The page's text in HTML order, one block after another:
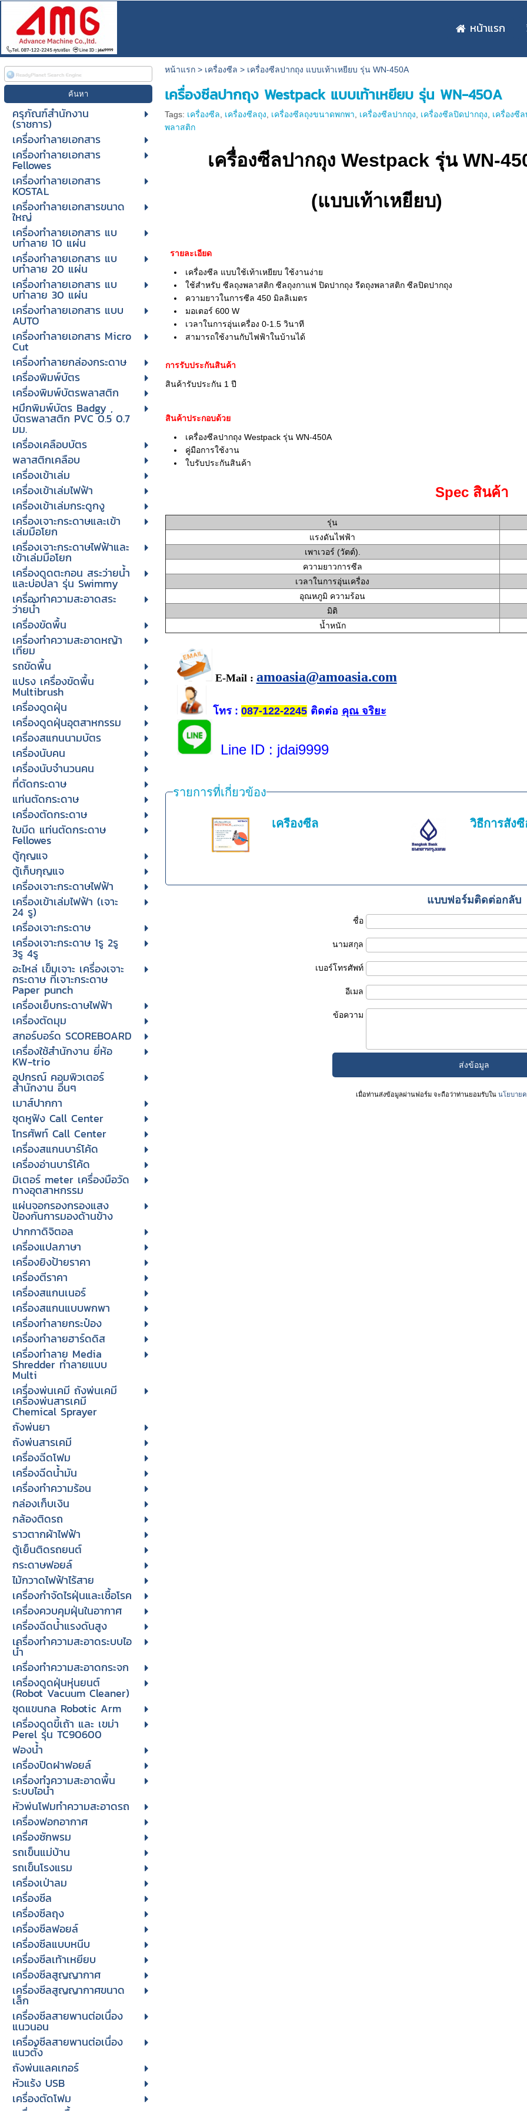
หน้าแรก
ครุภัณฑ์สำนักงาน
(ราชการ)
เครื่องทำลายเอกสาร
เครื่องทำลายเอกสาร
Fellowes
เครื่องทำลายเอกสาร
KOSTAL
เครื่องทำลายเอกสารขนาด
ใหญ่
เครื่องทําลายเอกสาร แบ
บทําลาย 10 แผ่น
เครื่องทําลายเอกสาร แบ
บทําลาย 20 แผ่น
เครื่องทําลายเอกสาร แบ
บทําลาย 30 แผ่น
เครื่องทำลายเอกสาร แบบ
AUTO
เครื่องทำลายเอกสาร Micro
Cut
เครื่องทำลายกล่องกระดาษ
เครื่องพิมพ์บัตร
เครื่องพิมพ์บัตรพลาสติก
หมึกพิมพ์บัตร Badgy ,
บัตรพลาสติก PVC 0.5 0.7
มม.
เครื่องเคลือบบัตร
พลาสติกเคลือบ
เครื่องเข้าเล่ม
เครื่องเข้าเล่มไฟฟ้า
เครื่องเข้าเล่มกระดูกงู
เครื่องเจาะกระดาษและเข้า
เล่มมือโยก
เครื่องเจาะกระดาษไฟฟ้าและ
เข้าเล่มมือโยก
เครื่องดูดตะกอน สระว่ายน้ำ
และบ่อปลา รุ่น Swimmy
เครื่องทำความสะอาดสระ
ว่ายน้ำ
เครื่องขัดพื้น
เครื่องทำความสะอาดหญ้า
เทียม
รถขัดพื้น
แปรง เครื่องขัดพื้น
Multibrush
เครื่องดูดฝุ่น
เครื่องดูดฝุ่นอุตสาหกรรม
เครื่องสแกนนามบัตร
เครื่องนับคน
เครื่องนับจํานวนคน
ที่ตัดกระดาษ
แท่นตัดกระดาษ
เครื่องตัดกระดาษ
ใบมีด แท่นตัดกระดาษ
Fellowes
ตู้กุญแจ
ตู้เก็บกุญแจ
เครื่องเจาะกระดาษไฟฟ้า
เครื่องเข้าเล่มไฟฟ้า (เจาะ
24 รู)
เครื่องเจาะกระดาษ
เครื่องเจาะกระดาษ 1รู 2รู
3รู 4รู
อะไหล่ เข็มเจาะ เครื่องเจาะ
กระดาษ ที่เจาะกระดาษ
Paper punch
เครื่องเย็บกระดาษไฟฟ้า
เครื่องตัดมุม
สกอร์บอร์ด SCOREBOARD
เครื่องใช้สำนักงาน ยี่ห้อ
KW-trio
อุปกรณ์ คอมพิวเตอร์
สำนักงาน อื่นๆ
เมาส์ปากกา
ชุดหูฟัง Call Center
โทรศัพท์ Call Center
เครื่องสแกนบาร์โค้ด
เครื่องอ่านบาร์โค้ด
มิเตอร์ meter เครื่องมือวัด
ทางอุตสาหกรรม
แผ่นจอกรองกรองแสง
ป้องกันการมองด้านข้าง
ปากกาดิจิตอล
เครื่องแปลภาษา
เครื่องยิงป้ายราคา
เครื่องตีราคา
เครื่องสแกนเนอร์
เครื่องสแกนแบบพกพา
เครื่องทำลายกระป๋อง
เครื่องทำลายฮาร์ดดิส
เครื่องทำลาย Media
Shredder ทำลายแบบ
Multi
เครื่องพ่นเคมี ถังพ่นเคมี
เครื่องพ่นสารเคมี
Chemical Sprayer
ถังพ่นยา
ถังพ่นสารเคมี
เครื่องฉีดโฟม
เครื่องฉีดน้ำมัน
เครื่องทำความร้อน
กล่องเก็บเงิน
กล้องติดรถ
ราวตากผ้าไฟฟ้า
ตู้เย็นติดรถยนต์
กระดาษฟอยล์
ไม้กวาดไฟฟ้าไร้สาย
เครื่องกำจัดไรฝุ่นและเชื้อโรค
เครื่องควบคุมฝุ่นในอากาศ
เครื่องฉีดน้ำแรงดันสูง
เครื่องทำความสะอาดระบบไอ
น้ำ
เครื่องทำความสะอาดกระจก
เครื่องดูดฝุ่นหุ่นยนต์
(Robot Vacuum Cleaner)
ชุดแขนกล Robotic Arm
เครื่องดูดขี้เถ้า และ เขม่า
Perel รุ่น TC90600
ฟองน้ำ
เครื่องปิดฝาฟอยล์
เครื่องทำความสะอาดพื้น
ระบบไอน้ำ
หัวพ่นโฟมทำความสะอาดรถ
เครื่องฟอกอากาศ
เครื่องซักพรม
รถเข็นแม่บ้าน
รถเข็นโรงแรม
เครื่องเป่าลม
เครื่องซีล
เครื่องซีลถุง
เครื่องซีลฟอยล์
เครื่องซีลแบบหนีบ
เครื่องซีลเท้าเหยียบ
เครื่องซีลสูญญากาศ
เครื่องซีลสูญญากาศขนาด
เล็ก
เครื่องซีลสายพานต่อเนื่อง
แนวนอน
เครื่องซีลสายพานต่อเนื่อง
แนวตั้ง
ถังพ่นแลคเกอร์
หัวแร้ง USB
เครื่องตัดโฟม
หน้าแรก> เครื่องซีล > เครื่องซีลปากถุง แบบเท้าเหยียบ รุ่น WN-450A
เครื่องซีลปากถุง Westpack แบบเท้าเหยียบ รุ่น WN-450A
Tags: เครื่องซีล เครื่องซีลถุง เครื่องซีลถุงขนาดพกพา เครื่องซีลปากถุง เครื่องซีลปิดปากถุง
เครื่องซี
พลาสติก
เครื่องซีลปากถุง Westpack รุ่น WN-
(แบบเท้าเหยียบ)
รายละเอียด
เครื่องซีล แบบใช้เท้าเหยียบ ใช้งานง่าย
ใช้สำหรับ ซีลถุงพลาสติก ซีลถุงกาแฟ ปิดปากถุง รีดถุงพลาสติก ซีลปิดปากถุง
ความยาวในการซีล 450 มิลลิเมตร
มอเตอร์ 600 W
เวลาในการอุ่นเครื่อง 0-1.5 วินาที
สามารถใช้งานกับไฟฟ้าในบ้านได้
การรับประกันสินค้า
สินค้ารับประกัน 1 ปี
สินค้าประกอบด้วย
เครื่องซีลปากถุง Westpack รุ่น WN-450A
คู่มือการใช้งาน
ใบรับประกันสินค้า
Spec สินค้า
รุ่น
แรงดันไฟฟ้า
เพาเวอร์ (วัตต์).
ความยาวการซีล
เวลาในการอุ่นเครื่อง
อุณหภูมิ ความร้อน
มิติ
น้ำหนัก
E-Mail : amoasia@amoasia.com
โทร: 087-122-2245ติดต่อ คุณ จริยะ
Line ID : jdai9999
รายการที่เกี่ยวข้อง
เครื่องซีล วิธีการสั่งซื้
แบบฟอร์มติดต่อกลับ
ชื่อ
นามสกุล
เบอร์โทรศัพท์
อีเมล
ข้อความ
เมื่อท่านส่งข้อมูลผ่านฟอร์ม จะถือว่าท่านยอมรับใน นโยบาย